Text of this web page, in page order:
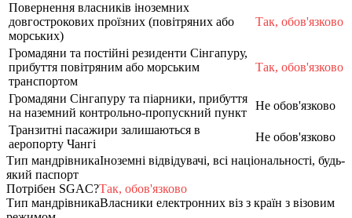
Повернення власників іноземних
довгострокових проїзних (повітряних або
морських)
Так, обов'язково
Громадяни та постійні резиденти Сінгапуру,
прибуття повітряним або морським
транспортом
Так, обов'язково
Громадяни Сінгапуру та піарники, прибуття
на наземний контрольно-пропускний пункт
Не обов'язково
Транзитні пасажири залишаються в
аеропорту Чангі
Не обов'язково
Тип мандрівникаІноземні відвідувачі, всі національності, будь-
який паспорт
Потрібен SGAC?Так, обов'язково
Тип мандрівникаВласники електронних віз з країн з візовим